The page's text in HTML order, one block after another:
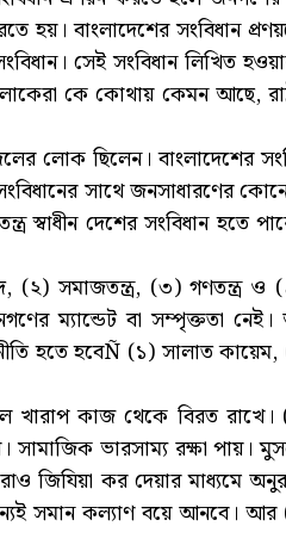
হয়। বাংলাদেশের সংবিধান
সেই সংবিধান লিখিত
কে কোথায় কেমন আছে,
লোক ছিলেন। বাংলাদেশের
সাথে জনসাধারণের
স্বাধীন দেশের সংবিধান হতে
সমাজতন্ত্র, (৩) গণতন্ত্র ও (৪)
ম্যান্ডেট বা সম্পৃক্ততা
হতে হবেÑ (১) সালাত
খারাপ কাজ থেকে বিরত
সামাজিক ভারসাম্য রক্ষা পায়।
জিযিয়া কর দেয়ার মাধ্যমে
সমান কল্যাণ বয়ে আনবে।